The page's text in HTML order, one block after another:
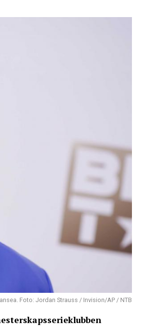
Foto: Jordan Strauss / Invision/AP / NTB